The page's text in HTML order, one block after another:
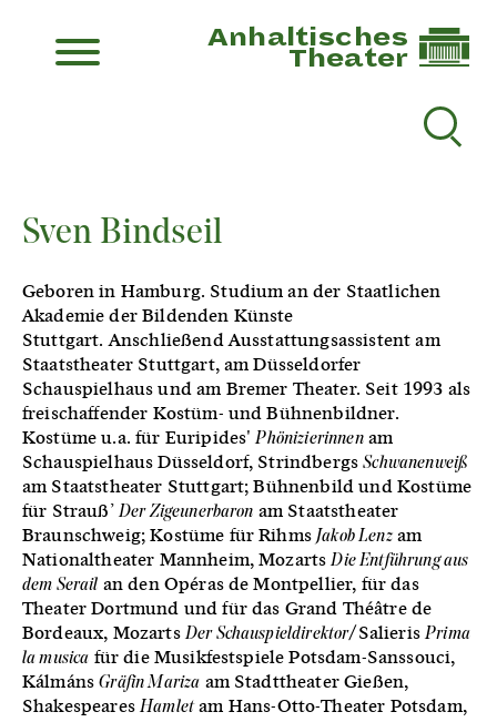
Anhaltisches
Theater
Sven Bindseil
Geboren in Hamburg. Studium an der Staatlichen
Akademie der Bildenden Künste
Stuttgart. An­schließend Ausstattungsassistent am
Staatstheater Stuttgart, am Düsseldorfer
Schauspielhaus und am Bremer Theater. Seit 1993 als
freischaffender Kostüm- und Bühnenbildner.
Kostüme u.a. für Euripides'Phönizierinnenam
Schauspielhaus Düsseldorf, StrindbergsSchwanenweiß
am Staatstheater Stuttgart; Bühnenbild und Kostüme
für Strauß’ Der Zigeunerbaron am Staatstheater
Braunschweig; Kostüme für RihmsJakob Lenzam
Nationaltheater Mannheim, MozartsDie Entführung aus
dem Serail an den Opéras de Montpellier, für das
Theater Dortmund und für das Grand Théâtre de
Bordeaux, Mozarts Der Schauspieldirektor/SalierisPrima
la musica für die Musik­festspiele Potsdam-Sanssouci,
KálmánsGräfin Mariza am Stadttheater Gießen,
ShakespearesHamletam Hans-Otto-Theater Potsdam,